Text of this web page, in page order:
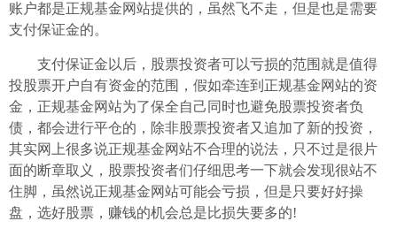
账户都是正规基金网站提供的，虽然飞不走，但是也是需要
支付保证金的。
支付保证金以后，股票投资者可以亏损的范围就是值得
投股票开户自有资金的范围，假如牵连到正规基金网站的资
金，正规基金网站为了保全自己同时也避免股票投资者负
债，都会进行平仓的，除非股票投资者又追加了新的投资，
其实网上很多说正规基金网站不合理的说法，只不过是很片
面的断章取义，股票投资者们仔细思考一下就会发现很站不
住脚，虽然说正规基金网站可能会亏损，但是只要好好操
盘，选好股票，赚钱的机会总是比损失要多的!